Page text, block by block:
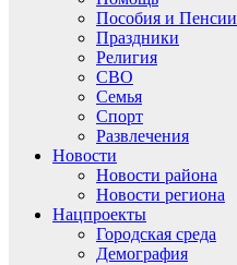
Пособия и Пенсии
Праздники
Религия
СВО
Семья
Спорт
Развлечения
Новости
Новости района
Новости региона
Нацпроекты
Городская среда
Демография